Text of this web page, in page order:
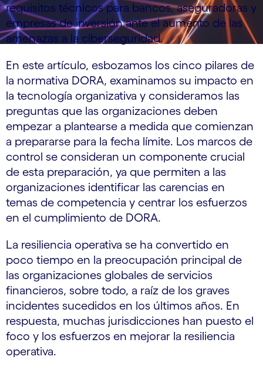
requisitos técnicos para bancos, aseguradoras y
empresas de inversión ante el aumento de las
amenazas a la ciberseguridad.
En este artículo, esbozamos los cinco pilares de
la normativa DORA, examinamos su impacto en
la tecnología organizativa y consideramos las
preguntas que las organizaciones deben
empezar a plantearse a medida que comienzan
a prepararse para la fecha límite. Los marcos de
control se consideran un componente crucial
de esta preparación, ya que permiten a las
organizaciones identificar las carencias en
temas de competencia y centrar los esfuerzos
en el cumplimiento de DORA.
La resiliencia operativa se ha convertido en
poco tiempo en la preocupación principal de
las organizaciones globales de servicios
financieros, sobre todo, a raíz de los graves
incidentes sucedidos en los últimos años. En
respuesta, muchas jurisdicciones han puesto el
foco y los esfuerzos en mejorar la resiliencia
operativa.